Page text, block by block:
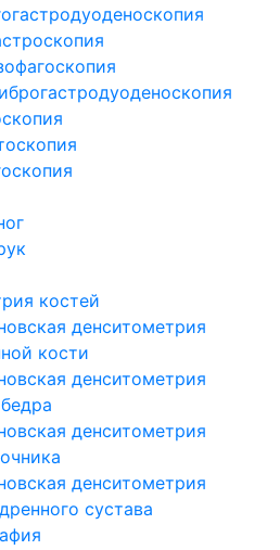
костей
денситометрия
кости
денситометрия
денситометрия
денситометрия
сустава